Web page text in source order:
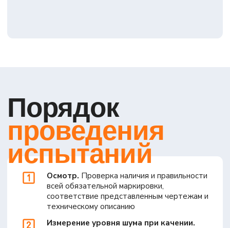
услуги
Оформление ОТТС
Сертификация
Свидетельство wmi
Тех. документация
Испытания
Оборудование ЭРА-ГЛОНАСС
Самоходные машины